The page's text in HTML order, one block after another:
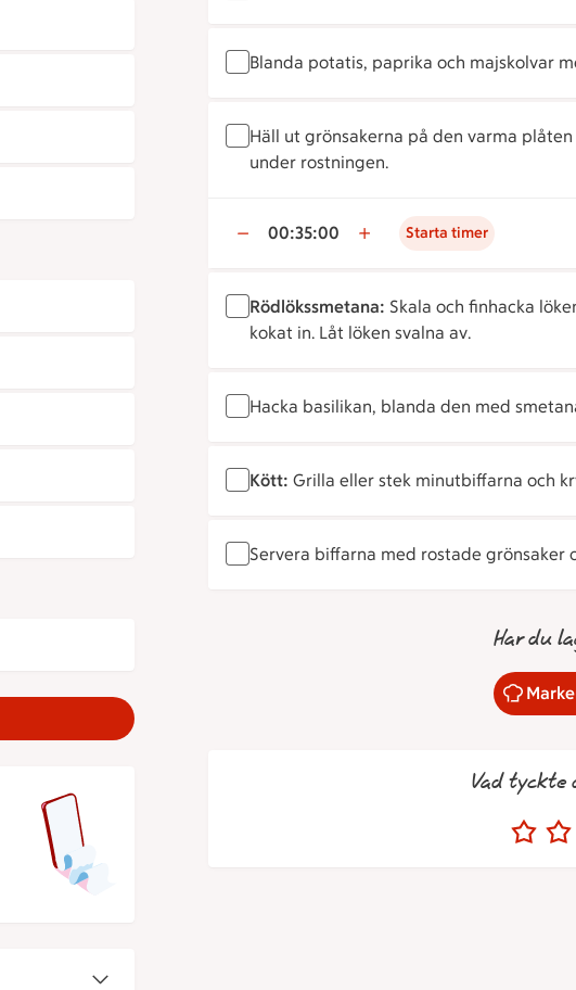
Blanda potatis, paprika och majskolvar
Häll ut grönsakerna på den varma
under rostningen.
00:35:00 Starta timer
Rödlökssmetana: Skala och finhacka
kokat in. Låt löken svalna av.
Hacka basilikan, blanda den med
Kött: Grilla eller stek minutbiffarna och
Servera biffarna med rostade grönsaker
Har du
Vad tyckte